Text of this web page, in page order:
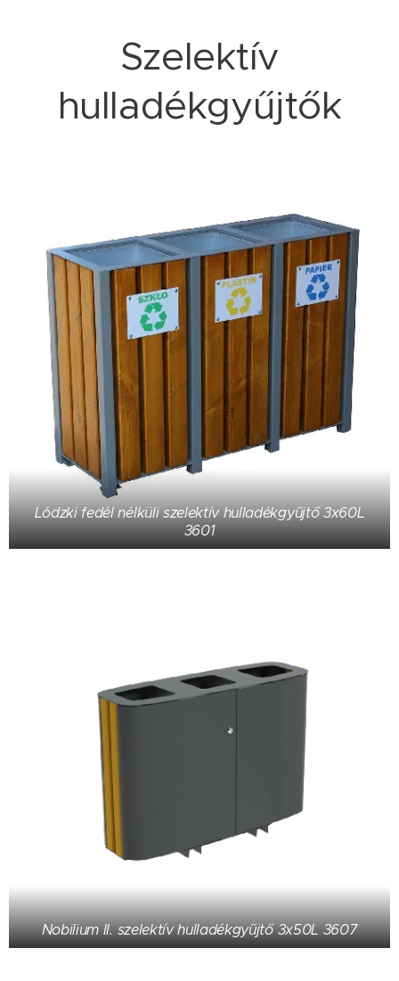
Szelektív
hulladékgyűjtők
Lódzki fedél nélküli szelektív hulladékgyűjtő 3x60L
3601
Nobilium II. szelektív hulladékgyűjtő 3x50L 3607